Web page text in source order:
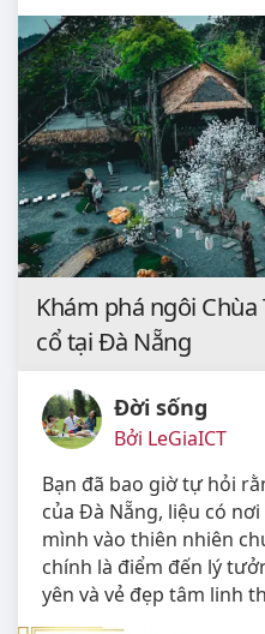
Khám phá ngôi Chùa
cổ tại Đà Nẵng
Đời sống
Bởi LeGiaICT
Bạn đã bao giờ tự hỏi
của Đà Nẵng, liệu có
mình vào thiên nhiên
chính là điểm đến lý
yên và vẻ đẹp tâm linh